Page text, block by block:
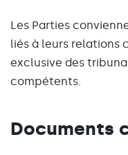
Les Parties
liés à leurs relations
exclusive des
compétents.
Documents